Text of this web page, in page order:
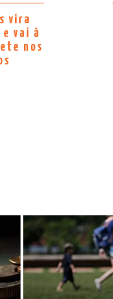
vira
vai à
nos